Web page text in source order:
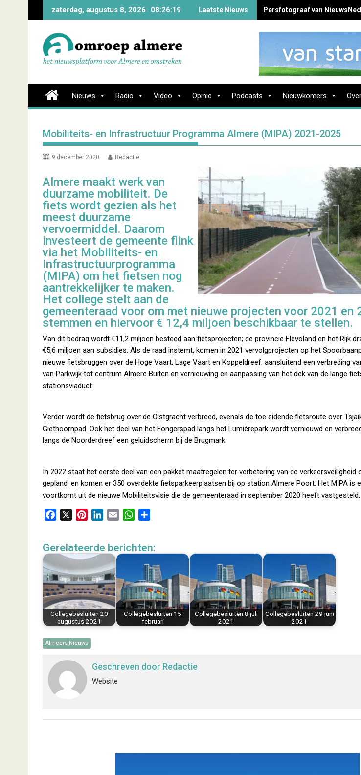
zaterdag, augustus 8, 2026 08:26:20 Laatste Nieuws Persfotograaf van
Nieuws Radio Video Opinie Podcasts Nieuwkomers
Mobiliteits- en Infrastructuur Programma Almere (MIPA) 2021-2025
9 december 2020 Redactie
Almere maakt werk van
duurzame mobiliteit. De
fiets wordt gezien als het
meest duurzame
vervoermiddel. Daarom
investeert de gemeente flink
via het Mobiliteits- en
Infrastructuurprogramma
(MIPA) om het fietsen nog
aantrekkelijker te maken.
Het college stelt aan de
gemeenteraad voor om met nieuwe projecten voor 2021 en
stemmen en hiervoor € 12,4 miljoen beschikbaar te stellen.
Van dit bedrag wordt €11,2 miljoen besteed aan fietsprojecten; de provincie Flevoland en het Rijk
€5,6 miljoen aan subsidies. Als de raad instemt, komen in 2021 vervolgprojecten op het
nieuwe fietsbruggen over de Hoge Vaart, Lage Vaart en Koppeldreef, aansluitend een verbreding
van Parkwijk tot centrum Almere Buiten en vernieuwing en aanpassing van het dek van de lange
stationsviaduct.
Verder wordt de fietsbrug over de Olstgracht verbreed, evenals de toe eidende fietsroute over
Giethoornpad. Ook het deel van het Fongerspad langs het Lumièrepark wordt vernieuwd en
langs de Noorderdreef een geluidscherm bij de Brugmark.
In 2022 staat het eerste deel van een pakket maatregelen ter verbetering van de verkeersveiligheid
gepland, en komen er 350 overdekte fietsparkeerplaatsen bij op station Almere Poort. Het MIPA is
voortkomt uit de nieuwe Mobiliteitsvisie die de gemeenteraad in september 2020 heeft vastgesteld.
e
o
o
k
t
e
r
e
s
t
k
d
I
n
i
W
t
p
p
e
Gerelateerde berichten:
Collegebesluiten 20
augustus 2021
Collegebesluiten 15
februari
Collegebesluiten 8 juli
2021
Collegebesluiten 29 juni
2021
Almeers Nieuws
Geschreven door Redactie
Website